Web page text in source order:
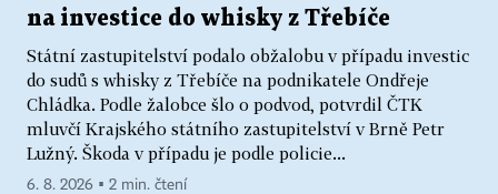
na investice do whisky z Třebíče
Státní zastupitelství podalo obžalobu v případu investic
do sudů s whisky z Třebíče na podnikatele Ondřeje
Chládka. Podle žalobce šlo o podvod, potvrdil ČTK
mluvčí Krajského státního zastupitelství v Brně Petr
Lužný. Škoda v případu je podle policie...
6. 8. 2026 ▪ 2 min. čtení